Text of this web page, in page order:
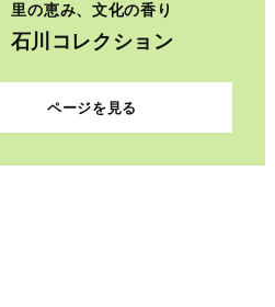
里の恵み、文化の香り
石川コレクション
ページを見る